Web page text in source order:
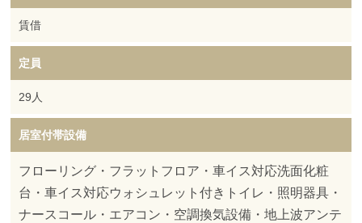
賃借
定員
29人
居室付帯設備
フローリング・フラットフロア・車イス対応洗面化粧
台・車イス対応ウォシュレット付きトイレ・照明器具・
ナースコール・エアコン・空調換気設備・地上波アンテ